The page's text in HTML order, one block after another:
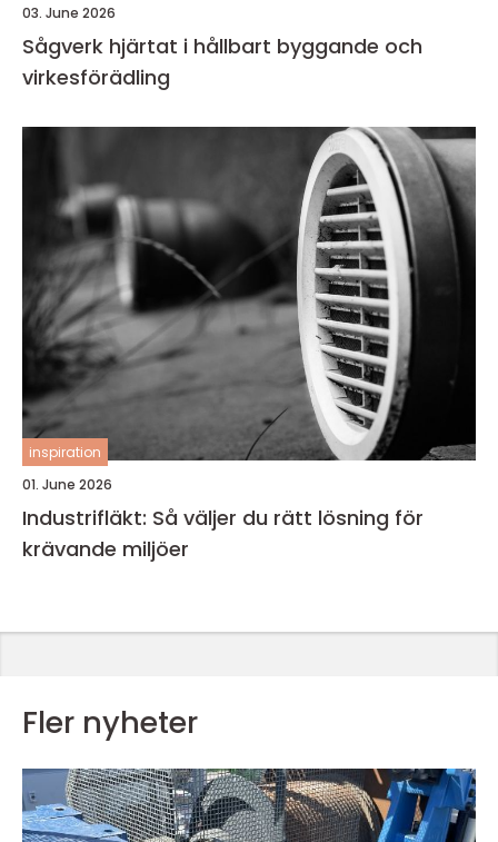
03. June 2026
Sågverk hjärtat i hållbart byggande och
virkesförädling
inspiration
01. June 2026
Industrifläkt: Så väljer du rätt lösning för
krävande miljöer
Fler nyheter